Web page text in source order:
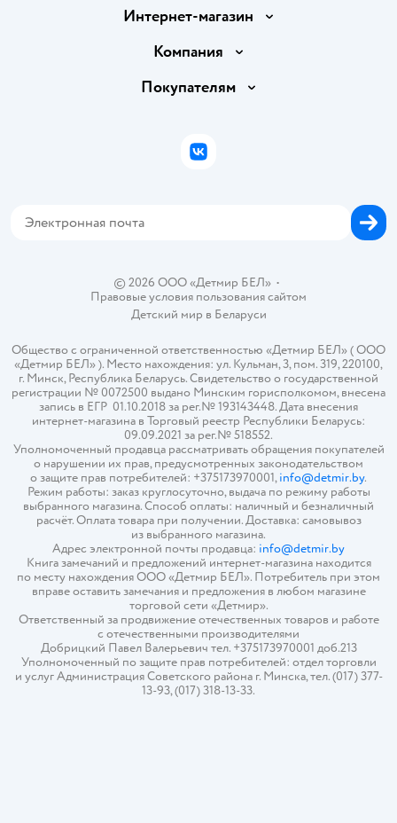
Интернет-магазин
Доставка и оплата
Правила продажи
Политика использования файлов cookie
Компания
Вакансии
Покупателям
Бонусные карты
© 2026 ООО «Детмир БЕЛ»•
Правовые условия пользования сайтом
Детский мир в Беларуси
Общество с ограниченной ответственностью «Детмир БЕЛ» ( ООО
«Детмир БЕЛ» ). Место нахождения: ул. Кульман, 3, пом. 319, 220100,
г. Минск, Республика Беларусь. Свидетельство о государственной
регистрации № 0072500 выдано Минским горисполкомом, внесена
запись в ЕГР 01.10.2018 за рег.№ 193143448. Дата внесения
интернет-магазина в Торговый реестр Республики Беларусь:
09.09.2021 за рег.№ 518552.
Уполномоченный продавца рассматривать обращения покупателей
о нарушении их прав, предусмотренных законодательством
о защите прав потребителей: +375173970001,info@detmir.by.
Режим работы: заказ круглосуточно, выдача по режиму работы
выбранного магазина. Способ оплаты: наличный и безналичный
расчёт. Оплата товара при получении. Доставка: самовывоз
из выбранного магазина.
Адрес электронной почты продавца: info@detmir.by
Книга замечаний и предложений интернет-магазина находится
по месту нахождения ООО «Детмир БЕЛ». Потребитель при этом
вправе оставить замечания и предложения в любом магазине
торговой сети «Детмир».
Ответственный за продвижение отечественных товаров и работе
с отечественными производителями
Добрицкий Павел Валерьевич тел. +375173970001 доб.213
Уполномоченный по защите прав потребителей: отдел торговли
и услуг Администрация Советского района г. Минска, тел. (017) 377-
13-93, (017) 318-13-33.
ВКонтакте